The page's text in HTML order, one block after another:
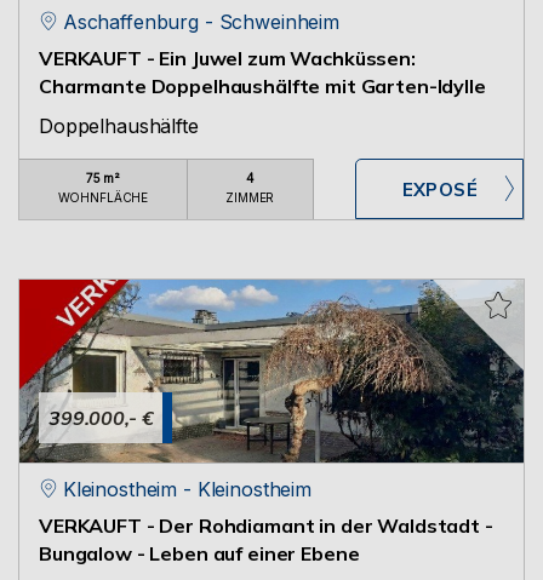
Aschaffenburg - Schweinheim
VERKAUFT - Ein Juwel zum Wachküssen:
Charmante Doppelhaushälfte mit Garten-Idylle
Doppelhaushälfte
75 m²
WOHNFLÄCHE
4
ZIMMER
399.000,- €
Kleinostheim - Kleinostheim
VERKAUFT - Der Rohdiamant in der Waldstadt -
Bungalow - Leben auf einer Ebene